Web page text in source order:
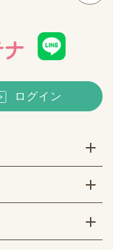
ログイン